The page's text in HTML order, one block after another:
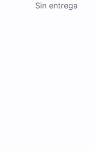
Sin entrega